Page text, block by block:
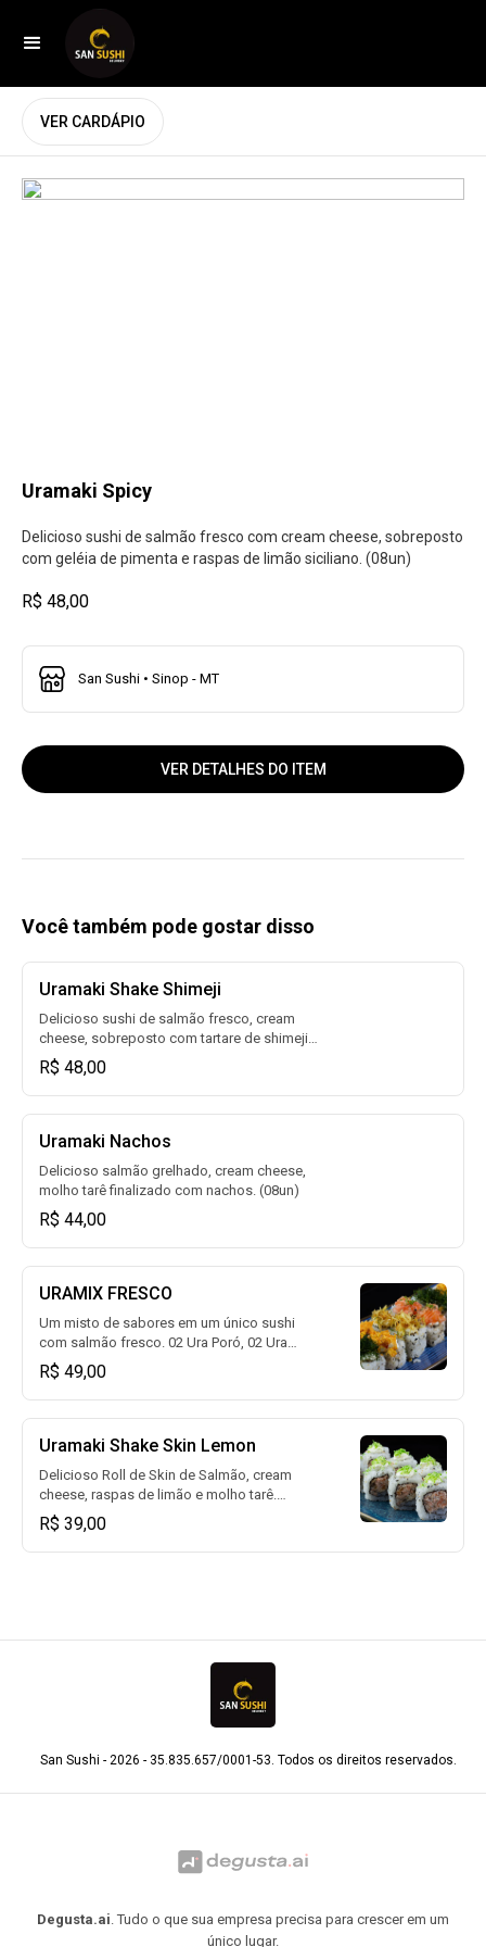
VER CARDÁPIO
Uramaki Spicy
Delicioso sushi de salmão fresco com cream cheese, sobreposto
com geléia de pimenta e raspas de limão siciliano. (08un)
R$ 48,00
San Sushi • Sinop - MT
VER DETALHES DO ITEM
Você também pode gostar disso
Uramaki Shake Shimeji
Delicioso sushi de salmão fresco, cream
cheese, sobreposto com tartare de shimeji.
(08un)
R$ 48,00
Uramaki Nachos
Delicioso salmão grelhado, cream cheese,
molho tarê finalizado com nachos. (08un)
R$ 44,00
URAMIX FRESCO
Um misto de sabores em um único sushi
com salmão fresco. 02 Ura Poró, 02 Ura
couve, 02 Ura Nachos e 02 Ura Duo. (08un)
R$ 49,00
Uramaki Shake Skin Lemon
Delicioso Roll de Skin de Salmão, cream
cheese, raspas de limão e molho tarê.
(08un)
R$ 39,00
San Sushi - 2026 - 35.835.657/0001-53. Todos os direitos reservados.
Degusta.ai. Tudo o que sua empresa precisa para crescer em um
único lugar.